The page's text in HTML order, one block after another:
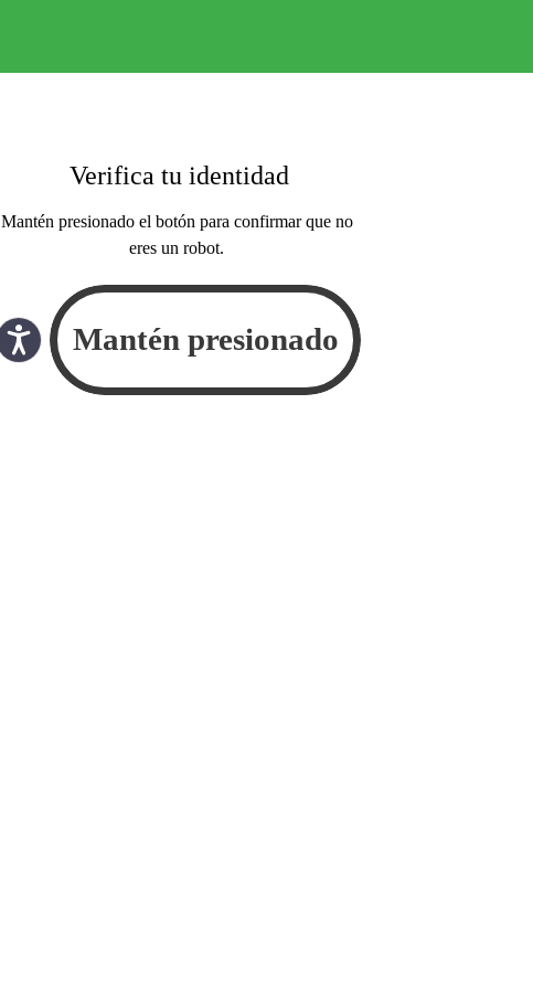
Verifica tu identidad
Mantén presionado el botón para confirmar que no
eres un robot.